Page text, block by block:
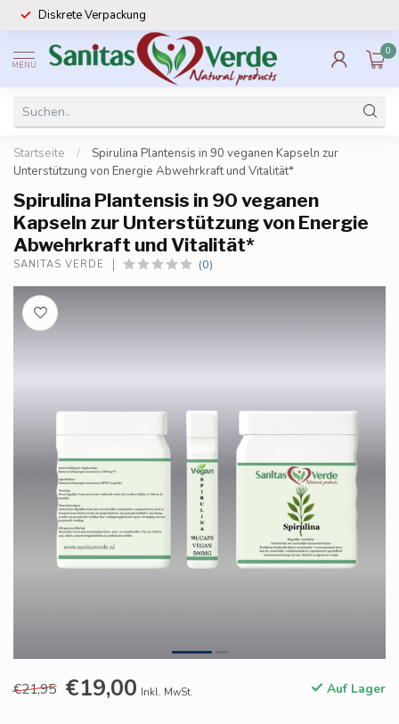
Diskrete Verpackung
MENU
0
Startseite /
Spirulina Plantensis in 90 veganen Kapseln zur
Unterstützung von Energie Abwehrkraft und Vitalität*
Spirulina Plantensis in 90 veganen
Kapseln zur Unterstützung von Energie
Abwehrkraft und Vitalität*
SANITAS VERDE (0)
€21,95 €19,00 Inkl. MwSt. Auf Lager